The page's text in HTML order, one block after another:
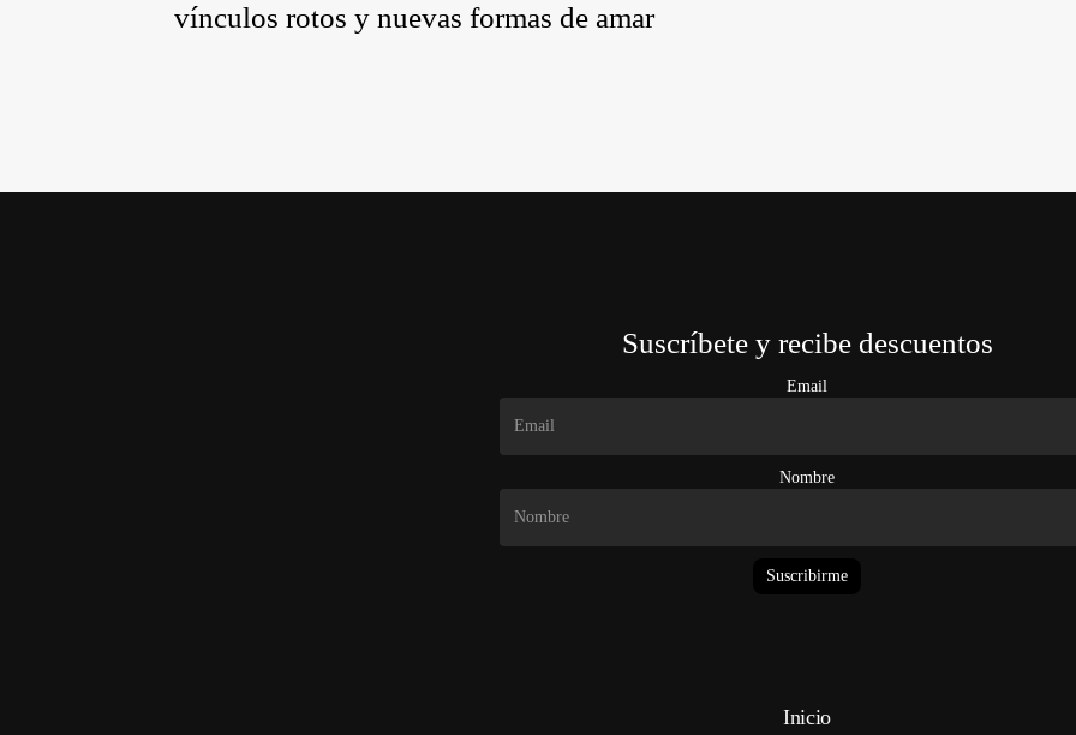
vínculos rotos y nuevas formas de amar
Suscríbete y recibe descuentos
Email
Nombre
Suscribirme
Inicio